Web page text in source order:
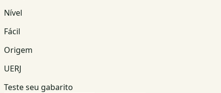
Nível
Fácil
Origem
UERJ
Teste seu gabarito